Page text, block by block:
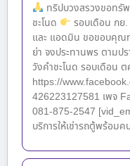
ทริปบวงสรวงขอทรั
ชะโนด
รอบเดือน กย
และ แอดมิน ขอขอบคุณ
ย่า จงประทานพร ตามป
วังคำชะโนด รอบเดือน
https://
426223127581 เพจ
081-875-2547
บริการให้เช่ารถตู้พร้อม